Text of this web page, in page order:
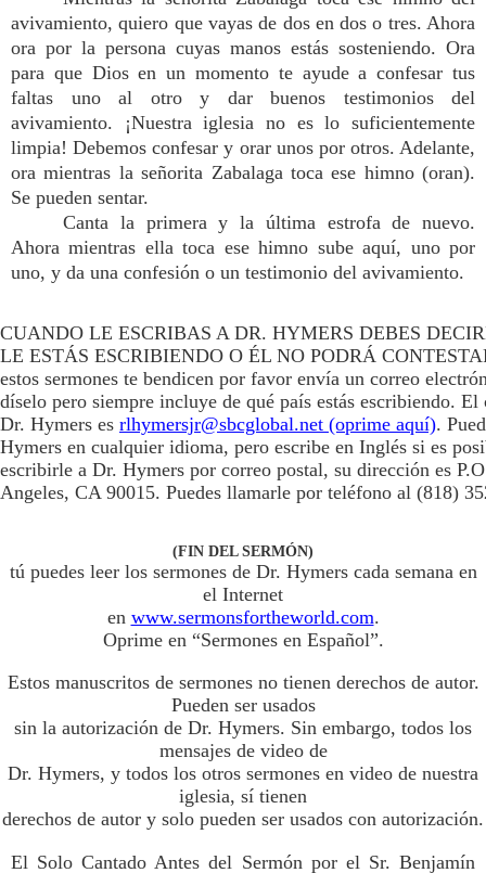
avivamiento, quiero que vayas de dos en dos o tres. Ahora
ora por la persona cuyas manos estás sosteniendo. Ora
para que Dios en un momento te ayude a confesar tus
faltas uno al otro y dar buenos testimonios del
avivamiento. ¡Nuestra iglesia no es lo suficientemente
limpia! Debemos confesar y orar unos por otros. Adelante,
ora mientras la señorita Zabalaga toca ese himno (oran).
Se pueden sentar.
Canta la primera y la última estrofa de nuevo.
Ahora mientras ella toca ese himno sube aquí, uno por
uno, y da una confesión o un testimonio del avivamiento.
CUANDO LE ESCRIBAS A DR. HYMERS DEBES
LE ESTÁS ESCRIBIENDO O ÉL NO PODRÁ
estos sermones te bendicen por favor envía un correo
díselo pero siempre incluye de qué país estás escribiendo.
Dr. Hymers es rlhymersjr@sbcglobal.net (oprime aquí).
Hymers en cualquier idioma, pero escribe en Inglés si es
escribirle a Dr. Hymers por correo postal, su dirección es
Angeles, CA 90015. Puedes llamarle por teléfono al (818)
(FIN DEL SERMÓN)
tú puedes leer los sermones de Dr. Hymers cada semana en
el Internet
en www.sermonsfortheworld.com.
Oprime en “Sermones en Español”.
Estos manuscritos de sermones no tienen derechos de autor.
Pueden ser usados
sin la autorización de Dr. Hymers. Sin embargo, todos los
mensajes de video de
Dr. Hymers, y todos los otros sermones en video de nuestra
iglesia, sí tienen
derechos de autor y solo pueden ser usados con autorización.
El Solo Cantado Antes del Sermón por el Sr. Benjamín